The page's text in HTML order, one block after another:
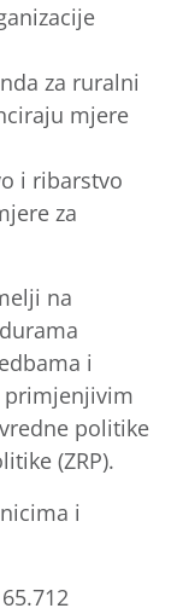
za ruralni
mjere
i ribarstvo
za
na
i
politike
(ZRP).
i